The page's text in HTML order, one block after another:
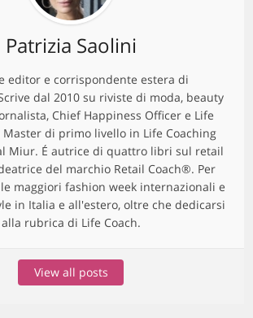
Patrizia Saolini
editor e corrispondente estera di
dal 2010 su riviste di moda, beauty
Chief Happiness Officer e Life
Master di primo livello in Life Coaching
Miur. É autrice di quattro libri sul retail
del marchio Retail Coach®. Per
maggiori fashion week internazionali e
in Italia e all'estero, oltre che dedicarsi
alla rubrica di Life Coach.
View all posts